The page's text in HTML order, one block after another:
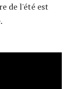
de l'été est